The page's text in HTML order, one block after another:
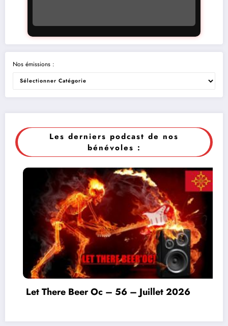
Nos émissions :
Les derniers podcast de nos
bénévoles :
Beer Oc – 56 – Juillet 2026